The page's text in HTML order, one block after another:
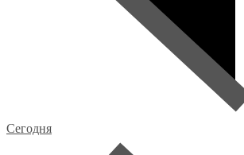
Сегодня